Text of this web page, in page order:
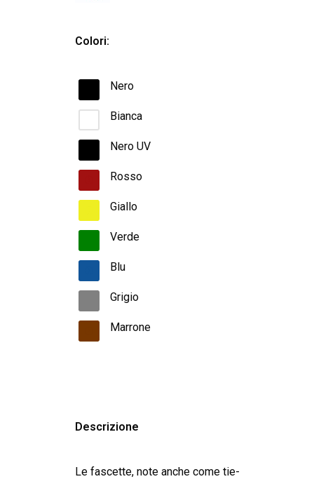
Colori:
Nero
Bianca
Nero UV
Rosso
Giallo
Verde
Blu
Grigio
Marrone
Descrizione
Le fascette, note anche come tie-